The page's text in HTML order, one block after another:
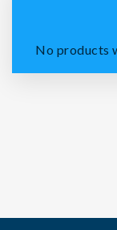
No products